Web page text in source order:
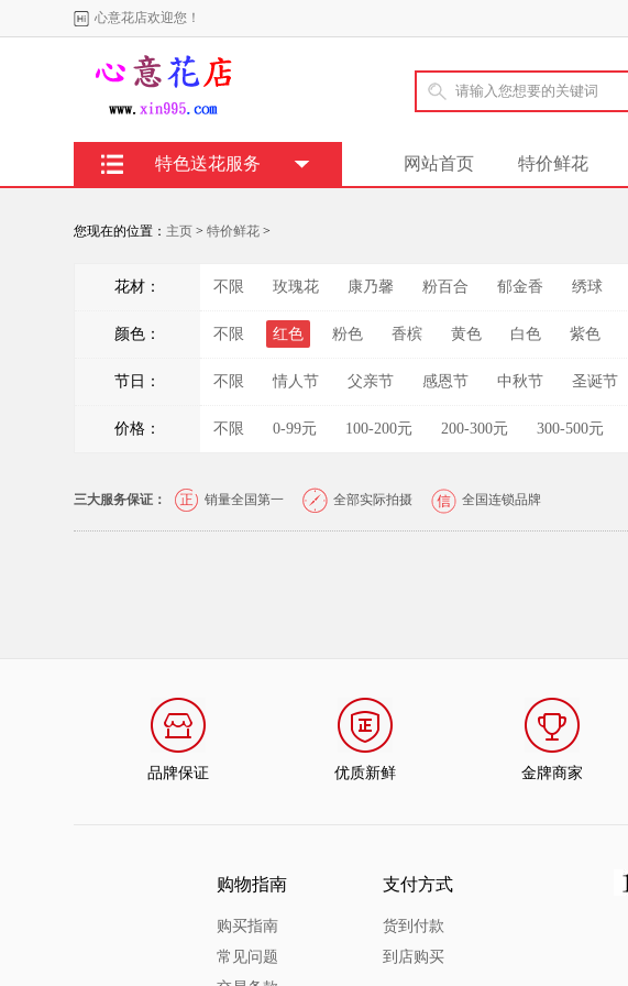
心意花店欢迎您！
网站首页 特价鲜花
特色送花服务
您现在的位置： 主页 > 特价鲜花 >
花材： 不限 玫瑰花 康乃馨 粉百合 郁金香 绣球
颜色： 不限 红色 粉色 香槟 黄色 白色 紫色
节日： 不限 情人节 父亲节 感恩节 中秋节 圣诞节
价格： 不限 0-99元 100-200元 200-300元 300-500元
三大服务保证： 销量全国第一 全部实际拍摄 全国连锁品牌
品牌保证 优质新鲜 金牌商家
购物指南
购买指南
常见问题
支付方式
货到付款
到店购买